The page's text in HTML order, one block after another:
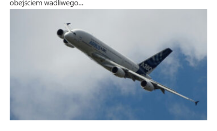
obejściem wadliwego…